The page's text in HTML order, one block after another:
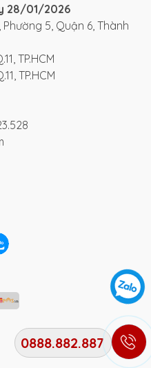
28/01/2026
5, Quận 6, Thành
TP.HCM
TP.HCM
0888.882.887